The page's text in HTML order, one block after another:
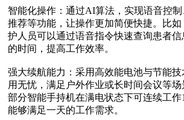
智能化操作‌：通过AI算法，实现语音控
推荐等功能，让操作更加简便快捷。比
护人员可以通过语音指令快速查询患者信
的时间，提高工作效率。
强大续航能力‌：采用高效能电池与节能
用无忧，满足户外作业或长时间会议等场
部分智能手持机在满电状态下可连续工作
能够满足一天的工作需求。